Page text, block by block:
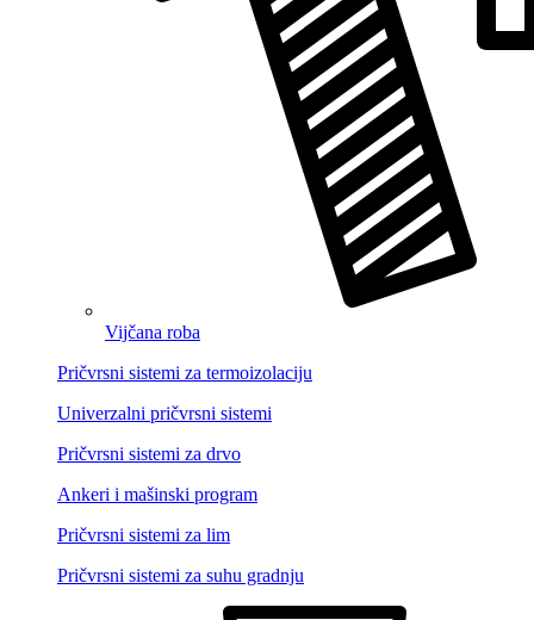
Vijčana roba
Pričvrsni sistemi za termoizolaciju
Univerzalni pričvrsni sistemi
Pričvrsni sistemi za drvo
Ankeri i mašinski program
Pričvrsni sistemi za lim
Pričvrsni sistemi za suhu gradnju